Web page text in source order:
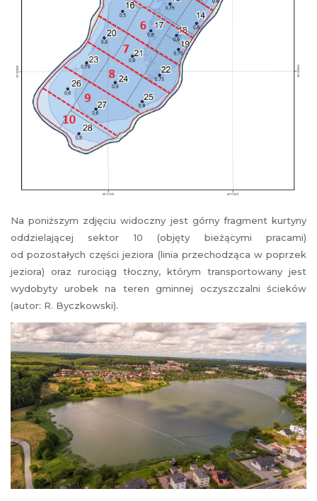
Na poniższym zdjęciu widoczny jest górny fragment kurtyny
oddzielającej sektor 10 (objęty bieżącymi pracami)
od pozostałych części jeziora (linia przechodząca w poprzek
jeziora) oraz rurociąg tłoczny, którym transportowany jest
wydobyty urobek na teren gminnej oczyszczalni ścieków
(autor: R. Byczkowski).